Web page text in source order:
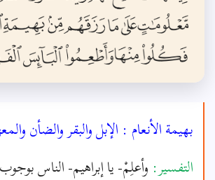
بهيمة الأنعام : الإبل والبقر والضأن
التفسير: وأعلِمْ- يا إبراهيم- الناس